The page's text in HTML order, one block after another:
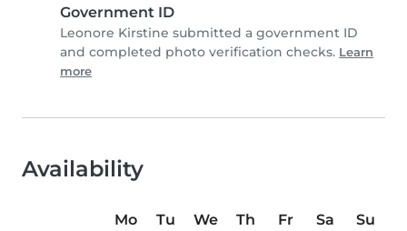
Government ID
Leonore Kirstine submitted a government ID
and completed photo verification checks. Learn
more
Availability
Mo Tu We Th Fr Sa
Su